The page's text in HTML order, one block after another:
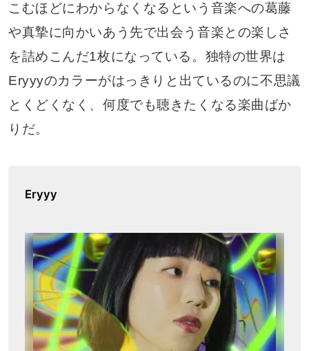
こむほどにわからなくなるという音楽への葛藤
や真摯に向かいあう先で出会う音楽との楽しさ
を詰めこんだ1枚になっている。独特の世界は
Eryyyのカラーがはっきりと出ているのに不思議
とくどくなく、何度でも聴きたくなる楽曲ばか
りだ。
Eryyy